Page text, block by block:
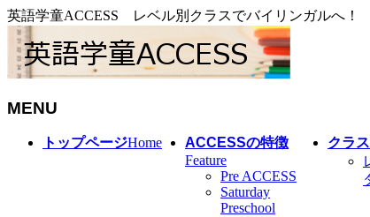
英語学童ACCESS レベル別クラスでバイリンガルへ！
MENU
トップページHome
ACCESSの特徴
Feature
Pre ACCESS
Saturday
Preschool
クラ